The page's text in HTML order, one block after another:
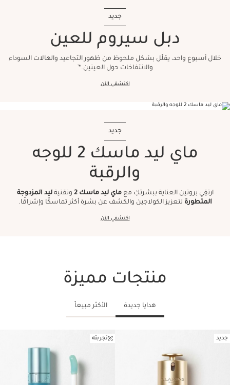
جديد
دبل سيروم للعين
خلال أسبوع واحد، يقلّل بشكل ملحوظ من ظهور التجاعيد والهالات السوداء
والانتفاخات حول العينين.*`
اكتشفي الآن
جديد
ماي ليد ماسك 2 للوجه
والرقبة
ارتقِي بروتين العناية ببشرتكِ معماي ليد ماسك 2 وتقنيةليد المزدوجة
المتطورة لتعزيز الكولاجين والكشف عن بشرة أكثر تماسكًا وإشراقًا.
اكتشفي الآن
منتجات مميزة
هدايا جديدة الأكثر مبيعاً
جديد تجربته